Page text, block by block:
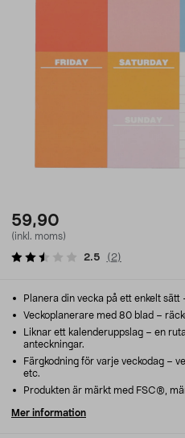
59,90
(inkl. moms)
2.5 ( 2)
Planera din vecka på ett enkelt
Veckoplanerare med 80 blad –
Liknar ett kalenderuppslag – en
anteckningar.
Färgkodning för varje veckodag –
etc.
Produkten är märkt med FSC®,
Mer information